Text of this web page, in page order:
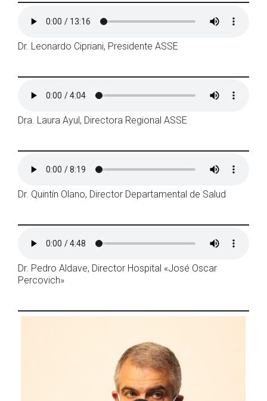
Dr. Leonardo Cipriani, Presidente ASSE
Dra. Laura Ayul, Directora Regional ASSE
Dr. Quintín Olano, Director Departamental de Salud
Dr. Pedro Aldave, Director Hospital «José Oscar
Percovich»